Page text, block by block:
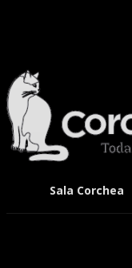
Sala Corchea